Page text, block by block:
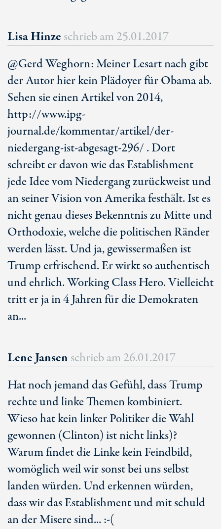
Lisa Hinze schrieb am 25.01.2017
@Gerd Weghorn: Meiner Lesart nach gibt
der Autor hier kein Plädoyer für Obama ab.
Sehen sie einen Artikel von 2014,
http://www.ipg-
journal.de/kommentar/artikel/der-
niedergang-ist-abgesagt-296/ . Dort
schreibt er davon wie das Establishment
jede Idee vom Niedergang zurückweist und
an seiner Vision von Amerika festhält. Ist es
nicht genau dieses Bekenntnis zu Mitte und
Orthodoxie, welche die politischen Ränder
werden lässt. Und ja, gewissermaßen ist
Trump erfrischend. Er wirkt so authentisch
und ehrlich. Working Class Hero. Vielleicht
tritt er ja in 4 Jahren für die Demokraten
an...
Lene Jansen schrieb am 26.01.2017
Hat noch jemand das Gefühl, dass Trump
rechte und linke Themen kombiniert.
Wieso hat kein linker Politiker die Wahl
gewonnen (Clinton) ist nicht links)?
Warum findet die Linke kein Feindbild,
womöglich weil wir sonst bei uns selbst
landen würden. Und erkennen würden,
dass wir das Establishment und mit schuld
an der Misere sind... :-(